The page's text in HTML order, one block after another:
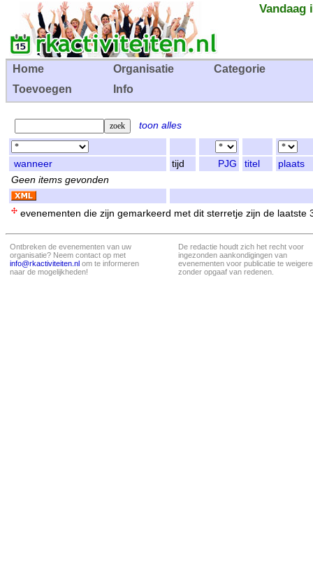
Vandaag
Home Organisatie
Categorie
Toevoegen
Info
toon alles
wanneer tijd PJG titel
plaats
Geen items gevonden
evenementen die zijn gemarkeerd met dit sterretje zijn de laatste
Ontbreken de evenementen van uw
organisatie? Neem contact op met
info@rkactiviteiten.nl om te informeren
naar de mogelijkheden!
De redactie houdt zich het recht voor
ingezonden aankondigingen van
evenementen voor publicatie te
zonder opgaaf van redenen.